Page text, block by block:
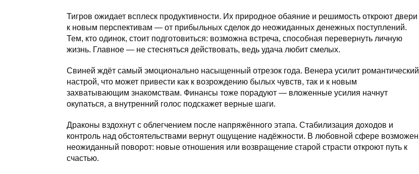
Тигров ожидает всплеск продуктивности. Их природное обаяние и решимость откроют двери
к новым перспективам — от прибыльных сделок до неожиданных денежных поступлений.
Тем, кто одинок, стоит подготовиться: возможна встреча, способная перевернуть личную
жизнь. Главное — не стесняться действовать, ведь удача любит смелых.
Свиней ждёт самый эмоционально насыщенный отрезок года. Венера усилит романтический
настрой, что может привести как к возрождению былых чувств, так и к новым
захватывающим знакомствам. Финансы тоже порадуют — вложенные усилия начнут
окупаться, а внутренний голос подскажет верные шаги.
Драконы вздохнут с облегчением после напряжённого этапа. Стабилизация доходов и
контроль над обстоятельствами вернут ощущение надёжности. В любовной сфере возможен
неожиданный поворот: новые отношения или возвращение старой страсти откроют путь к
счастью.